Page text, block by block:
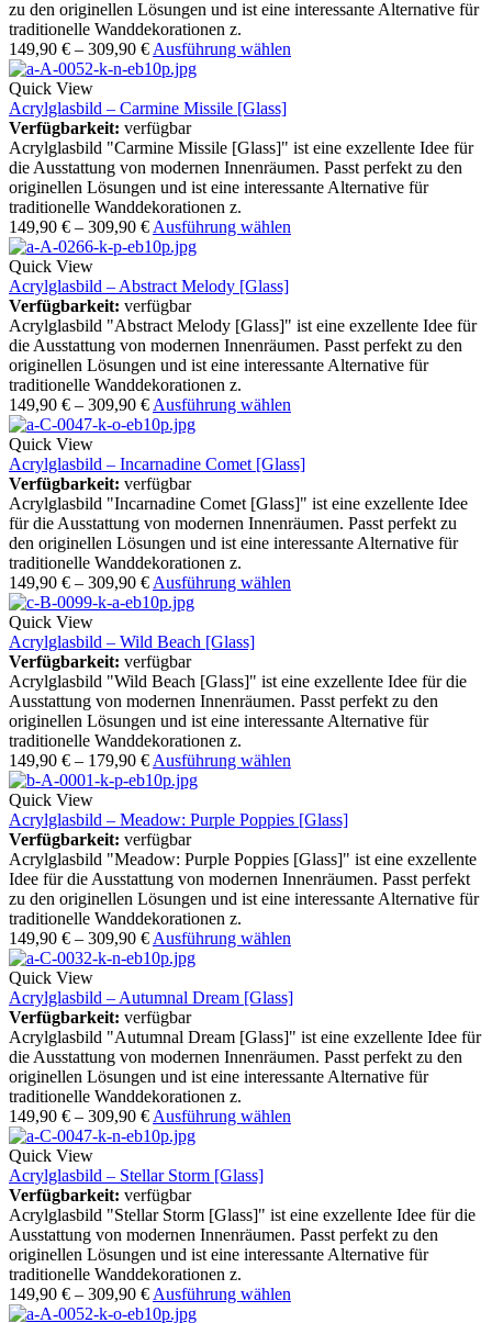
zu den originellen Lösungen und ist eine interessante Alternative für
traditionelle Wanddekorationen z.
149,90 € – 309,90 € Ausführung wählen
Quick View
Acrylglasbild – Carmine Missile [Glass]
Verfügbarkeit: verfügbar
Acrylglasbild "Carmine Missile [Glass]" ist eine exzellente Idee für
die Ausstattung von modernen Innenräumen. Passt perfekt zu den
originellen Lösungen und ist eine interessante Alternative für
traditionelle Wanddekorationen z.
149,90 € – 309,90 € Ausführung wählen
Quick View
Acrylglasbild – Abstract Melody [Glass]
Verfügbarkeit: verfügbar
Acrylglasbild "Abstract Melody [Glass]" ist eine exzellente Idee für
die Ausstattung von modernen Innenräumen. Passt perfekt zu den
originellen Lösungen und ist eine interessante Alternative für
traditionelle Wanddekorationen z.
149,90 € – 309,90 € Ausführung wählen
Quick View
Acrylglasbild – Incarnadine Comet [Glass]
Verfügbarkeit: verfügbar
Acrylglasbild "Incarnadine Comet [Glass]" ist eine exzellente Idee
für die Ausstattung von modernen Innenräumen. Passt perfekt zu
den originellen Lösungen und ist eine interessante Alternative für
traditionelle Wanddekorationen z.
149,90 € – 309,90 € Ausführung wählen
Quick View
Acrylglasbild – Wild Beach [Glass]
Verfügbarkeit: verfügbar
Acrylglasbild "Wild Beach [Glass]" ist eine exzellente Idee für die
Ausstattung von modernen Innenräumen. Passt perfekt zu den
originellen Lösungen und ist eine interessante Alternative für
traditionelle Wanddekorationen z.
149,90 € – 179,90 € Ausführung wählen
Quick View
Acrylglasbild – Meadow: Purple Poppies [Glass]
Verfügbarkeit: verfügbar
Acrylglasbild "Meadow: Purple Poppies [Glass]" ist eine exzellente
Idee für die Ausstattung von modernen Innenräumen. Passt perfekt
zu den originellen Lösungen und ist eine interessante Alternative für
traditionelle Wanddekorationen z.
149,90 € – 309,90 € Ausführung wählen
Quick View
Acrylglasbild – Autumnal Dream [Glass]
Verfügbarkeit: verfügbar
Acrylglasbild "Autumnal Dream [Glass]" ist eine exzellente Idee für
die Ausstattung von modernen Innenräumen. Passt perfekt zu den
originellen Lösungen und ist eine interessante Alternative für
traditionelle Wanddekorationen z.
149,90 € – 309,90 € Ausführung wählen
Quick View
Acrylglasbild – Stellar Storm [Glass]
Verfügbarkeit: verfügbar
Acrylglasbild "Stellar Storm [Glass]" ist eine exzellente Idee für die
Ausstattung von modernen Innenräumen. Passt perfekt zu den
originellen Lösungen und ist eine interessante Alternative für
traditionelle Wanddekorationen z.
149,90 € – 309,90 € Ausführung wählen